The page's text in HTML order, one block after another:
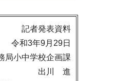
記者発表資料
令和3年9月29日
局小中学校企画課
出川 進